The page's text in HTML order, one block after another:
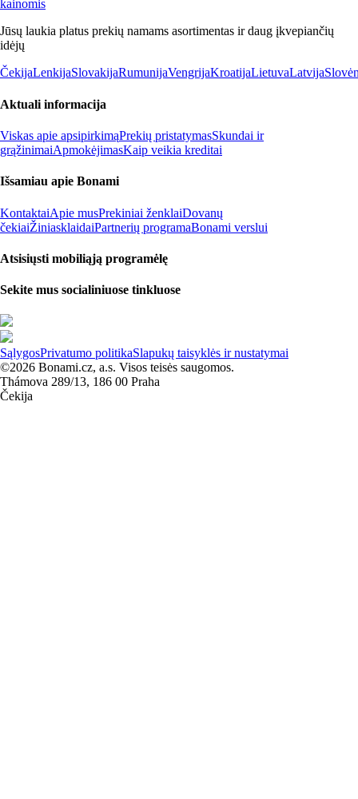
kainomis
Jūsų laukia platus prekių namams asortimentas ir daug įkvepiančių
idėjų
ČekijaLenkijaSlovakijaRumunijaVengrijaKroatijaLietuvaLatvija
Aktuali informacija
Viskas apie apsipirkimąPrekių pristatymasSkundai ir
grąžinimaiApmokėjimasKaip veikia kreditai
Išsamiau apie Bonami
KontaktaiApie musPrekiniai ženklaiDovanų
čekiaiŽiniasklaidaiPartnerių programaBonami verslui
Atsisiųsti mobiliąją programėlę
Sekite mus socialiniuose tinkluose
SąlygosPrivatumo politikaSlapukų taisyklės ir nustatymai
©2026 Bonami.cz, a.s. Visos teisės saugomos.
Thámova 289/13, 186 00 Praha
Čekija